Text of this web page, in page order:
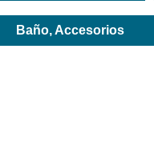
Baño, Accesorios